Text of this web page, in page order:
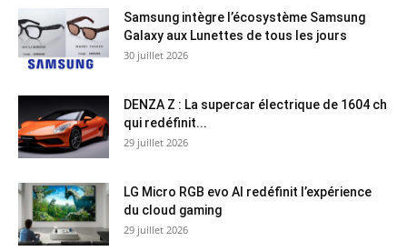
Samsung intègre l’écosystème Samsung
Galaxy aux Lunettes de tous les jours
30 juillet 2026
DENZA Z : La supercar électrique de 1604 ch
qui redéfinit...
29 juillet 2026
LG Micro RGB evo AI redéfinit l’expérience
du cloud gaming
29 juillet 2026